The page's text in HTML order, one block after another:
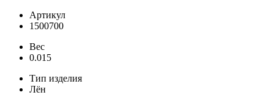
Артикул
1500700
Вес
0.015
Тип изделия
Лён